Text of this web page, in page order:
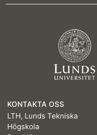
KONTAKTA OSS
LTH, Lunds Tekniska
Högskola